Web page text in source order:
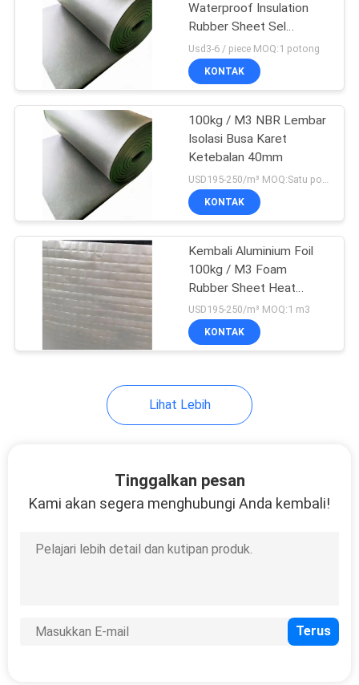
Lantai Treadmill
Mat
Target Menembak
Tanah Liat
Target Clay Pigeon
matras yoga non
23
Waterproof Insulation
Rubber Sheet Sel
Tertutup
Usd3-6 / piece MOQ:1 potong
KONTAK
100kg / M3 NBR Lembar
Isolasi Busa Karet
Ketebalan 40mm
KONTAK
Kembali Aluminium Foil
100kg / M3 Foam
Rubber Sheet Heat
Insulation
USD195-250/m³ MOQ:1 m3
KONTAK
Lihat Lebih
Tinggalkan pesan
Kami akan segera menghubungi Anda kembali!